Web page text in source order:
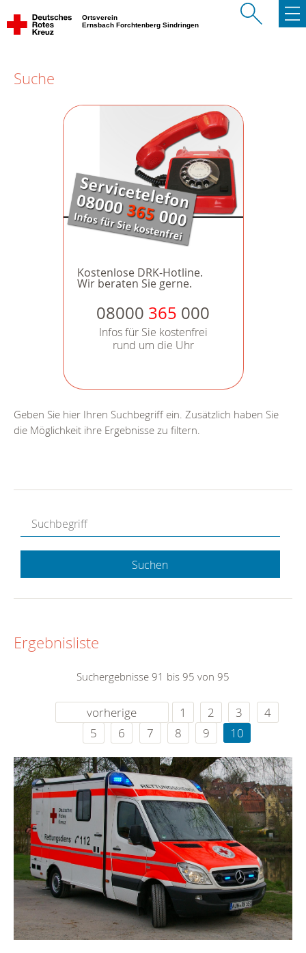
Ortsverein
Ernsbach Forchtenberg Sindringen
Suche
Kostenlose DRK-Hotline.
Wir beraten Sie gerne.
08000 365 000
Infos für Sie kostenfrei
rund um die Uhr
Geben Sie hier Ihren Suchbegriff ein. Zusätzlich haben Sie
die Möglichkeit ihre Ergebnisse zu filtern.
Suchen
Ergebnisliste
Suchergebnisse 91 bis 95 von 95
vorherige 1 2 3
4
5
6 7 8 9 10